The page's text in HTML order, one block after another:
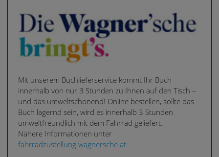
Mit unserem Buchlieferservice kommt Ihr Buch
innerhalb von nur 3 Stunden zu Ihnen auf den Tisch –
und das umweltschonend! Online bestellen, sollte das
Buch lagernd sein, wird es innerhalb 3 Stunden
umweltfreundlich mit dem Fahrrad geliefert.
Nähere Informationen unter
fahrradzustellung.wagnersche.at